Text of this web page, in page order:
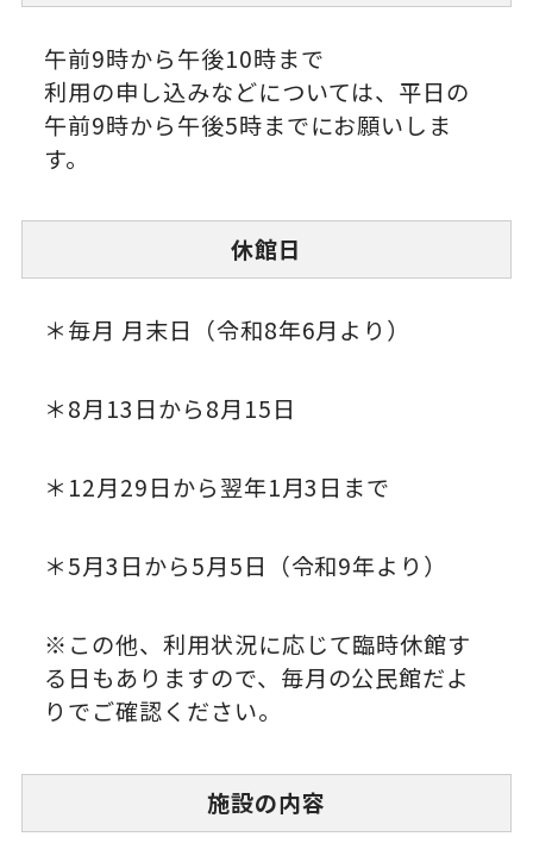
午前9時から午後10時まで
利用の申し込みなどについては、平日の
午前9時から午後5時までにお願いしま
す。
休館日
＊毎月 月末日（令和8年6月より）
＊8月13日から8月15日
＊12月29日から翌年1月3日まで
＊5月3日から5月5日（令和9年より）
※この他、利用状況に応じて臨時休館す
る日もありますので、毎月の公民館だよ
りでご確認ください。
施設の内容